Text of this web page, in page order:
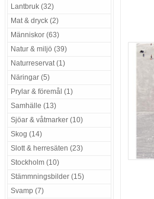
Lantbruk (32)
Mat & dryck (2)
Människor (63)
Natur & miljö (39)
Naturreservat (1)
Näringar (5)
Prylar & föremål (1)
Samhälle (13)
Sjöar & våtmarker (10)
Skog (14)
Slott & herresäten (23)
Stockholm (10)
Stämmningsbilder (15)
Svamp (7)